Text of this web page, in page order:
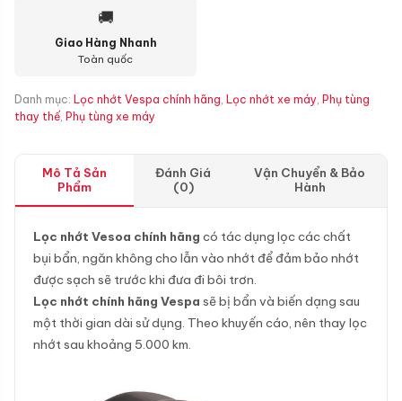
🚚
Giao Hàng Nhanh
Toàn quốc
Danh mục: Lọc nhớt Vespa chính hãng, Lọc nhớt xe máy, Phụ tùng
thay thế, Phụ tùng xe máy
Mô Tả Sản
Phẩm
Đánh Giá
(0)
Vận Chuyển & Bảo
Hành
Lọc nhớt Vesoa chính hãng có tác dụng lọc các chất
bụi bẩn, ngăn không cho lẫn vào nhớt để đảm bảo nhớt
được sạch sẽ trước khi đưa đi bôi trơn.
Lọc nhớt chính hãng Vespa sẽ bị bẩn và biến dạng sau
một thời gian dài sử dụng. Theo khuyến cáo, nên thay lọc
nhớt sau khoảng 5.000 km.